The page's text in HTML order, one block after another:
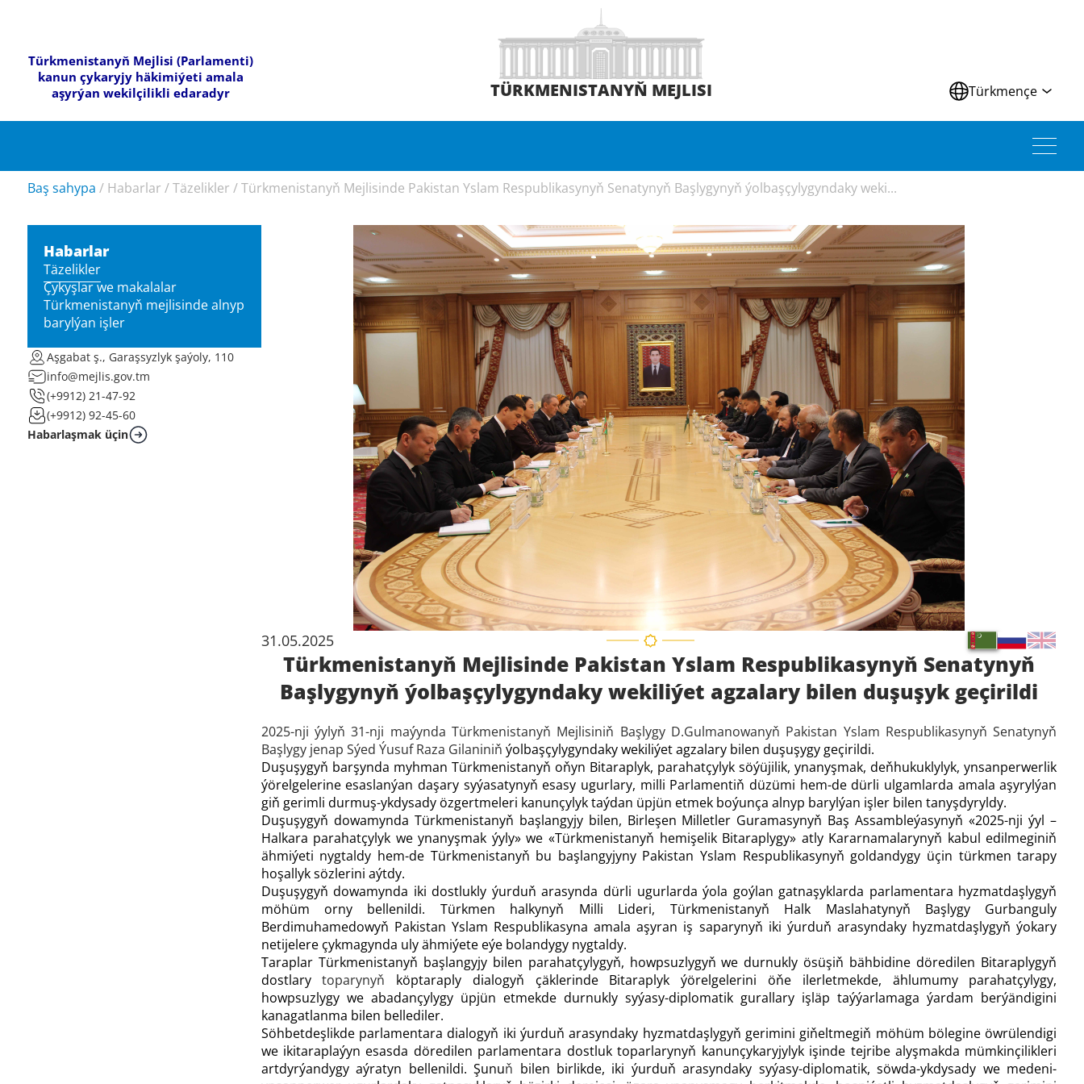
Türkmenistanyň Mejlisi (Parlamenti)
kanun çykaryjy häkimiýeti amala
aşyrýan wekilçilikli edaradyr
TÜRKMENISTANYŇ MEJLISI Türkmençe
Baş sahypa / Habarlar /Täzelikler /Türkmenistanyň Mejlisinde Pakistan Yslam Respublikasynyň Senatynyň Başlygynyň ýolbaşçylygyndaky weki...
Habarlar
Täzelikler
Çykyşlar we makalalar
Türkmenistanyň mejlisinde alnyp
barylýan işler
Aşgabat ş., Garaşsyzlyk şaýoly, 110
info@mejlis.gov.tm
(+9912) 21-47-92
(+9912) 92-45-60
Habarlaşmak üçin
31.05.2025
Türkmenistanyň Mejlisinde Pakistan Yslam Respublikasynyň Senatynyň
Başlygynyň ýolbaşçylygyndaky wekiliýet agzalary bilen duşuşyk geçirildi
2025-nji ýylyň 31-nji maýynda Türkmenistanyň Mejlisiniň Başlygy D.Gulmanowanyň Pakistan Yslam Respublikasynyň Senatynyň
Başlygy jenap Sýed Ýusuf Raza Gilaniniň ýolbaşçylygyndaky wekiliýet agzalary bilen duşuşygy geçirildi.
Duşuşygyň barşynda myhman Türkmenistanyň oňyn Bitaraplyk, parahatçylyk söýüjilik, ynanyşmak, deňhukuklylyk, ynsanperwerlik
ýörelgelerine esaslanýan daşary syýasatynyň esasy ugurlary, milli Parlamentiň düzümi hem-de dürli ulgamlarda amala aşyrylýan
giň gerimli durmuş-ykdysady özgertmeleri kanunçylyk taýdan üpjün etmek boýunça alnyp barylýan işler bilen tanyşdyryldy.
Duşuşygyň dowamynda Türkmenistanyň başlangyjy bilen, Birleşen Milletler Guramasynyň Baş Assambleýasynyň «2025-nji ýyl –
Halkara parahatçylyk we ynanyşmak ýyly» we «Türkmenistanyň hemişelik Bitaraplygy» atly Kararnamalarynyň kabul edilmeginiň
ähmiýeti nygtaldy hem-de Türkmenistanyň bu başlangyjyny Pakistan Yslam Respublikasynyň goldandygy üçin türkmen tarapy
hoşallyk sözlerini aýtdy.
Duşuşygyň dowamynda iki dostlukly ýurduň arasynda dürli ugurlarda ýola goýlan gatnaşyklarda parlamentara hyzmatdaşlygyň
möhüm orny bellenildi. Türkmen halkynyň Milli Lideri, Türkmenistanyň Halk Maslahatynyň Başlygy Gurbanguly
Berdimuhamedowyň Pakistan Yslam Respublikasyna amala aşyran iş saparynyň iki ýurduň arasyndaky hyzmatdaşlygyň ýokary
netijelere çykmagynda uly ähmiýete eýe bolandygy nygtaldy.
Taraplar Türkmenistanyň başlangyjy bilen parahatçylygyň, howpsuzlygyň we durnukly ösüşiň bähbidine döredilen Bitaraplygyň
dostlarytoparynyň
köptaraply dialogyň çäklerinde Bitaraplyk ýörelgelerini öňe ilerletmekde, ählumumy parahatçylygy,
howpsuzlygy we abadançylygy üpjün etmekde durnukly syýasy-diplomatik gurallary işläp taýýarlamaga ýardam berýändigini
kanagatlanma bilen bellediler.
Söhbetdeşlikde parlamentara dialogyň iki ýurduň arasyndaky hyzmatdaşlygyň gerimini giňeltmegiň möhüm bölegine öwrülendigi
we ikitaraplaýyn esasda döredilen parlamentara dostluk toparlarynyň kanunçykaryjylyk işinde tejribe alyşmakda mümkinçilikleri
artdyrýandygy aýratyn bellenildi. Şunuň bilen birlikde, iki ýurduň arasyndaky syýasy-diplomatik, söwda-ykdysady we medeni-